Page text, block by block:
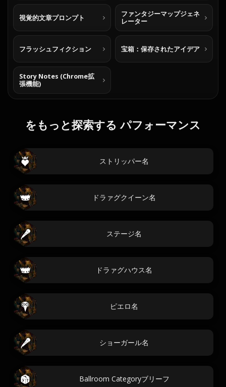
視覚的文章プロンプト
ファンタジーマップジェネ
レーター
フラッシュフィクション 宝箱：保存されたアイデア
Story Notes (Chrome拡
張機能)
をもっと探索する パフォーマンス
ストリッパー名
ドラァグクイーン名
ステージ名
ドラァグハウス名
ピエロ名
ショーガール名
Ballroom Categoryブリーフ